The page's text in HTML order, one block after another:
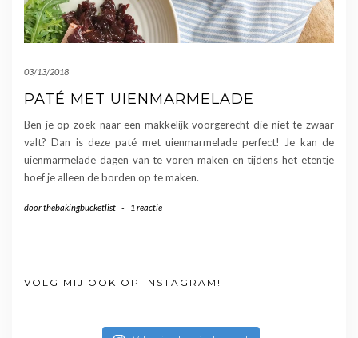
03/13/2018
PATÉ MET UIENMARMELADE
Ben je op zoek naar een makkelijk voorgerecht die niet te zwaar
valt? Dan is deze paté met uienmarmelade perfect! Je kan de
uienmarmelade dagen van te voren maken en tijdens het etentje
hoef je alleen de borden op te maken.
doorthebakingbucketlist - 1 reactie
VOLG MIJ OOK OP INSTAGRAM!